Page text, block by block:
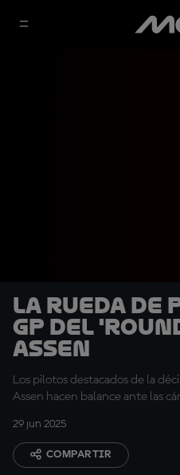
La rueda de
GP del
Assen
Los pilotos destacados de la
Assen hacen balance ante las
29 jun 2025
COMPARTIR